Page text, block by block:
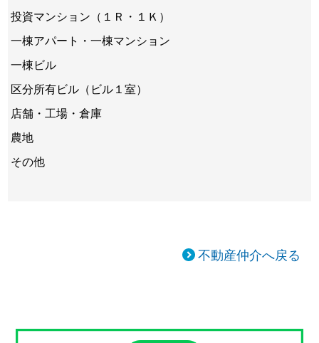
投資マンション（１Ｒ・１Ｋ）
一棟アパート・一棟マンション
一棟ビル
区分所有ビル（ビル１室）
店舗・工場・倉庫
農地
その他
不動産仲介へ戻る